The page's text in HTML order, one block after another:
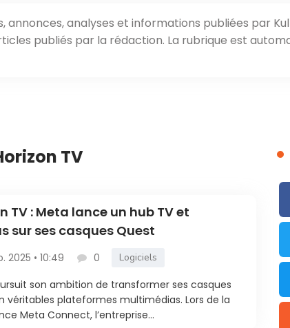
annonces, analyses et informations publiées par
publiés par la rédaction. La rubrique est
TV
TV : Meta lance un hub TV et
sur ses casques Quest
2025 • 10:49 0 Logiciels
son ambition de transformer ses casques
véritables plateformes multimédias. Lors de la
Meta Connect, l’entreprise...